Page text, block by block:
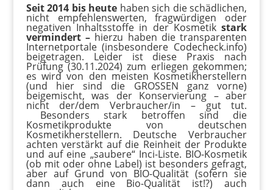
Seit 2014 bis heute haben sich die schädlichen,
nicht empfehlenswerten, fragwürdigen oder
negativen Inhaltsstoffe in der Kosmetikstark
vermindert – hierzu haben die transparenten
Internetportale (insbesondere Codecheck.info)
beigetragen. Leider ist diese Praxis nach
Prüfung (30.11.2024) zum erliegen gekommen;
es wird von den meisten Kosmetikherstellern
(und hier sind die GROSSEN ganz vorne)
beigemischt, was der Konservierung – aber
nicht der/dem Verbraucher/in – gut tut.
Besonders stark betroffen sind die
Kosmetikprodukte von deutschen
Kosmetikherstellern. Deutsche Verbraucher
achten verstärkt auf die Reinheit der Produkte
und auf eine „saubere“ Inci-Liste. BIO-Kosmetik
(ob mit oder ohne Label) ist besonders gefragt,
aber auf Grund von BIO-Qualität (sofern sie
dann auch eine Bio-Qualität ist!?) auch